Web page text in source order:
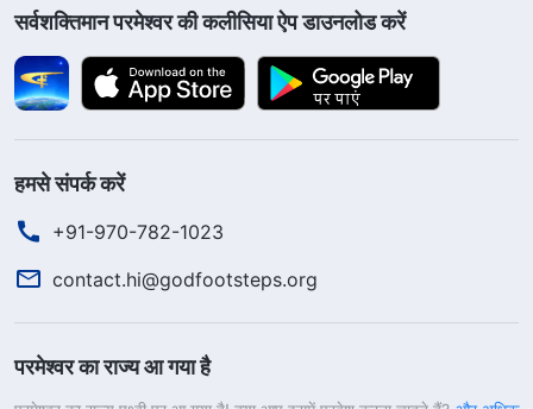
सर्वशक्तिमान परमेश्वर की कलीसिया ऐप डाउनलोड करें
हमसे संपर्क करें
+91-970-782-1023
contact.hi@godfootsteps.org
परमेश्वर का राज्य आ गया है